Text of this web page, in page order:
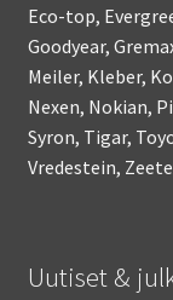
Eco-top,
Goodyear,
Meiler, Kleber,
Nexen, Nokian,
Syron, Tigar,
Vredestein,
Uutiset &